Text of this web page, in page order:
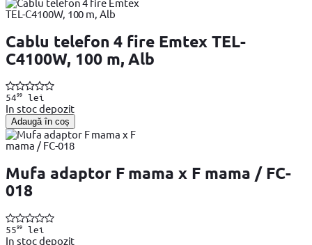
Cablu telefon 4 fire Emtex TEL-
C4100W, 100 m, Alb
5499lei
In stoc depozit
Adaugă în coș
Mufa adaptor F mama x F mama / FC-
018
5599lei
In stoc depozit